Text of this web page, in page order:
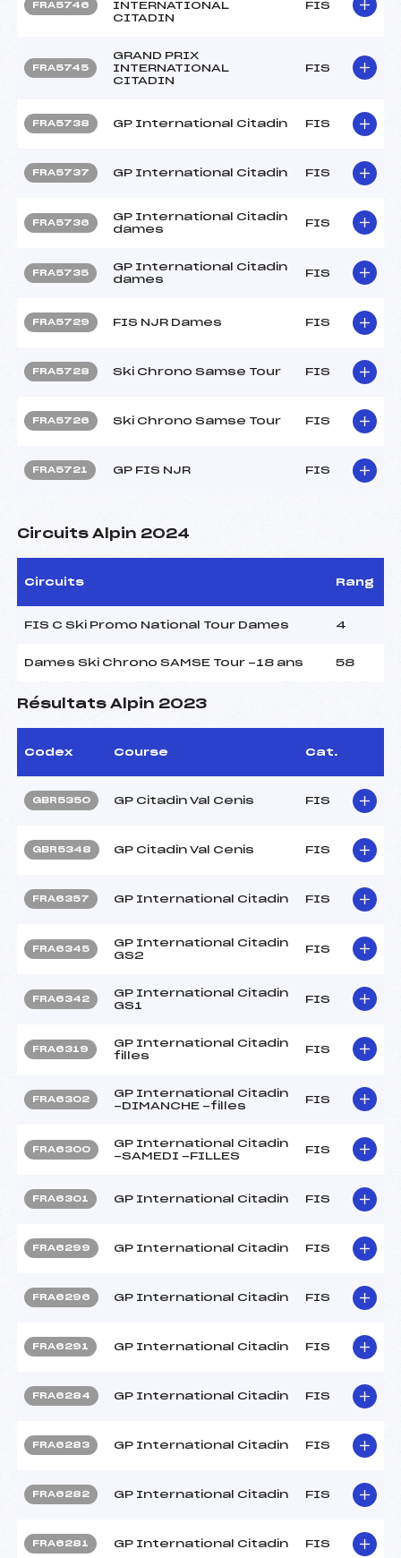
FRA5746
INTERNATIONAL
CITADIN
FIS
FRA5745
GRAND PRIX
INTERNATIONAL
CITADIN
FIS
FRA5738 GP International Citadin FIS
FRA5737 GP International Citadin FIS
FRA5736
GP International Citadin
dames
FIS
FRA5735
GP International Citadin
dames
FIS
FRA5729 FIS NJR Dames FIS
FRA5728 Ski Chrono Samse Tour FIS
FRA5726 Ski Chrono Samse Tour FIS
FRA5721 GP FIS NJR FIS
Circuits Alpin 2024
Circuits Rang
FIS C Ski Promo National Tour Dames 4
Dames Ski Chrono SAMSE Tour -18 ans 58
Résultats Alpin 2023
Codex Course Cat.
GBR5350 GP Citadin Val Cenis FIS
GBR5348 GP Citadin Val Cenis FIS
FRA6357 GP International Citadin FIS
FRA6345
GP International Citadin
GS2
FIS
FRA6342
GP International Citadin
GS1
FIS
FRA6319
GP International Citadin
filles
FIS
FRA6302
GP International Citadin
-DIMANCHE -filles
FIS
FRA6300
GP International Citadin
-SAMEDI -FILLES
FIS
FRA6301 GP International Citadin FIS
FRA6299 GP International Citadin FIS
FRA6296 GP International Citadin FIS
FRA6291 GP International Citadin FIS
FRA6284 GP International Citadin FIS
FRA6283 GP International Citadin FIS
FRA6282 GP International Citadin FIS
FRA6281 GP International Citadin FIS